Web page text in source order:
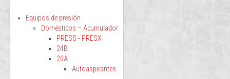
Equipos de presión
Domésticos – Acumulador
PRESS - PRESX
24B
20A
Autoaspirantes